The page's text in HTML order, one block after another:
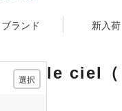
ブランド 新入荷
選択 le ciel（